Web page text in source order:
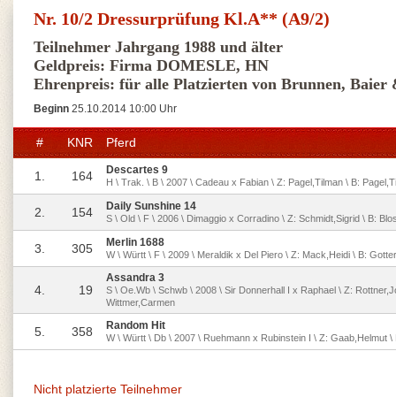
Nr. 10/2 Dressurprüfung Kl.A** (A9/2)
Teilnehmer Jahrgang 1988 und älter
Geldpreis: Firma DOMESLE, HN
Ehrenpreis: für alle Platzierten von Brunnen, Baier
Beginn 25.10.2014 10:00 Uhr
# KNR Pferd
1. 164 Descartes 9
H \ Trak. \ B \ 2007 \ Cadeau x Fabian \ Z: Pagel,Tilman \ B:
2. 154 Daily Sunshine 14
S \ Old \ F \ 2006 \ Dimaggio x Corradino \ Z: Schmidt,Sigrid \ B:
3. 305 Merlin 1688
W \ Württ \ F \ 2009 \ Meraldik x Del Piero \ Z: Mack,Heidi \ B:
4. 19
Assandra 3
S \ Oe.Wb \ Schwb \ 2008 \ Sir Donnerhall I x Raphael \ Z:
Wittmer,Carmen
5. 358 Random Hit
W \ Württ \ Db \ 2007 \ Ruehmann x Rubinstein I \ Z: Gaab,Helmut \
Nicht platzierte Teilnehmer